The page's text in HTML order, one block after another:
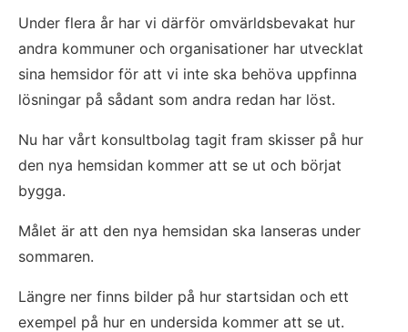
Under flera år har vi därför omvärldsbevakat hur
andra kommuner och organisationer har utvecklat
sina hemsidor för att vi inte ska behöva uppfinna
lösningar på sådant som andra redan har löst.
Nu har vårt konsultbolag tagit fram skisser på hur
den nya hemsidan kommer att se ut och börjat
bygga.
Målet är att den nya hemsidan ska lanseras under
sommaren.
Längre ner finns bilder på hur startsidan och ett
exempel på hur en undersida kommer att se ut.